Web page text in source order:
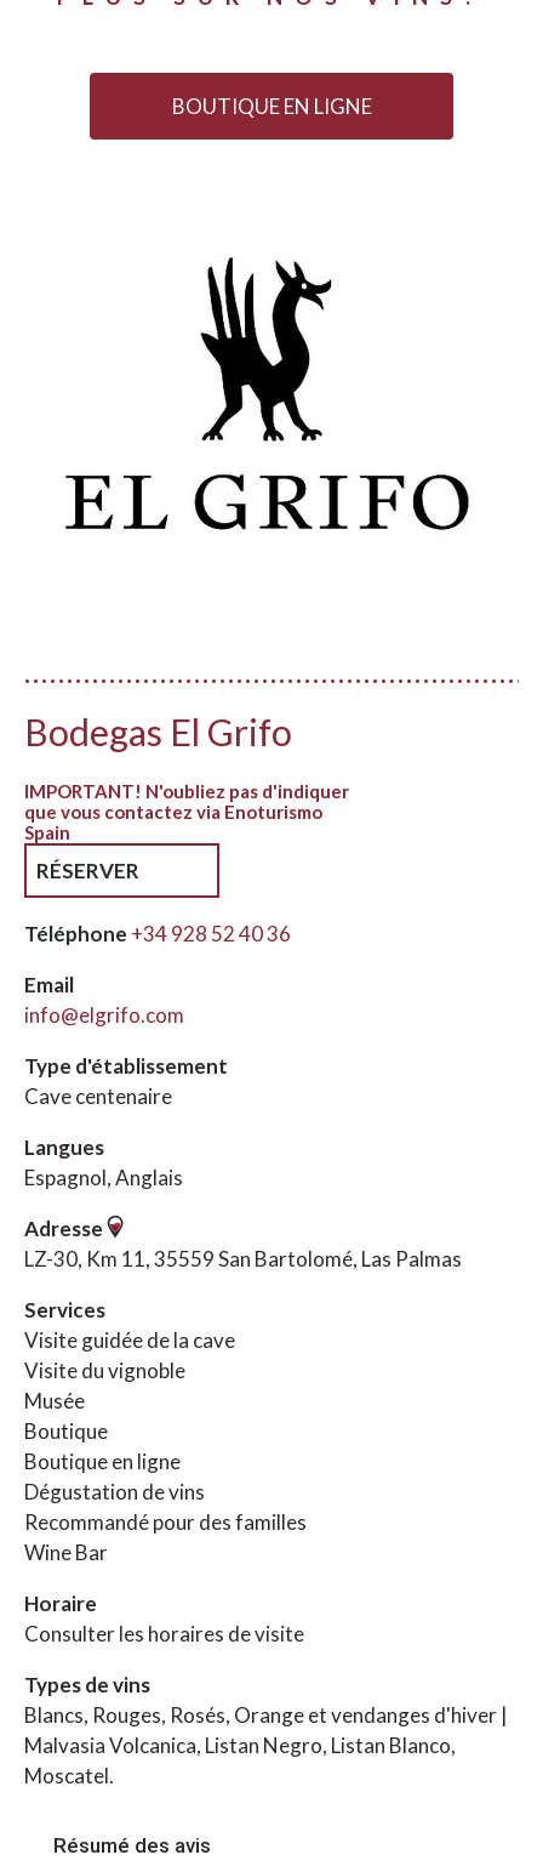
BOUTIQUE EN LIGNE
Bodegas El Grifo
RÉSERVER
IMPORTANT! N'oubliez pas d'indiquer
que vous contactez via Enoturismo
Spain
Téléphone +34 928 52 40 36
Email
info@elgrifo.com
Type d'établissement
Cave centenaire
Langues
Espagnol, Anglais
Adresse
LZ-30, Km 11, 35559 San Bartolomé, Las Palmas
Services
Visite guidée de la cave
Visite du vignoble
Musée
Boutique
Boutique en ligne
Dégustation de vins
Recommandé pour des familles
Wine Bar
Horaire
Consulter les horaires de visite
Types de vins
Blancs, Rouges, Rosés, Orange et vendanges d'hiver |
Malvasia Volcanica, Listan Negro, Listan Blanco,
Moscatel.
Résumé des avis